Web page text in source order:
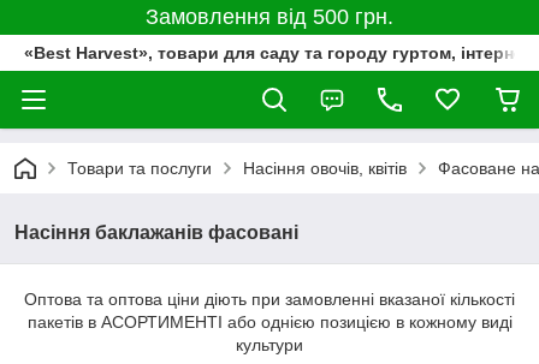
Замовлення від 500 грн.
«Best Harvest», товари для саду та городу гуртом,
Товари та послуги Насіння овочів, квітів Фасоване
Насіння баклажанів фасовані
Оптова та оптова ціни діють при замовленні вказаної кількості
пакетів в АСОРТИМЕНТІ або однією позицією в кожному виді
культури